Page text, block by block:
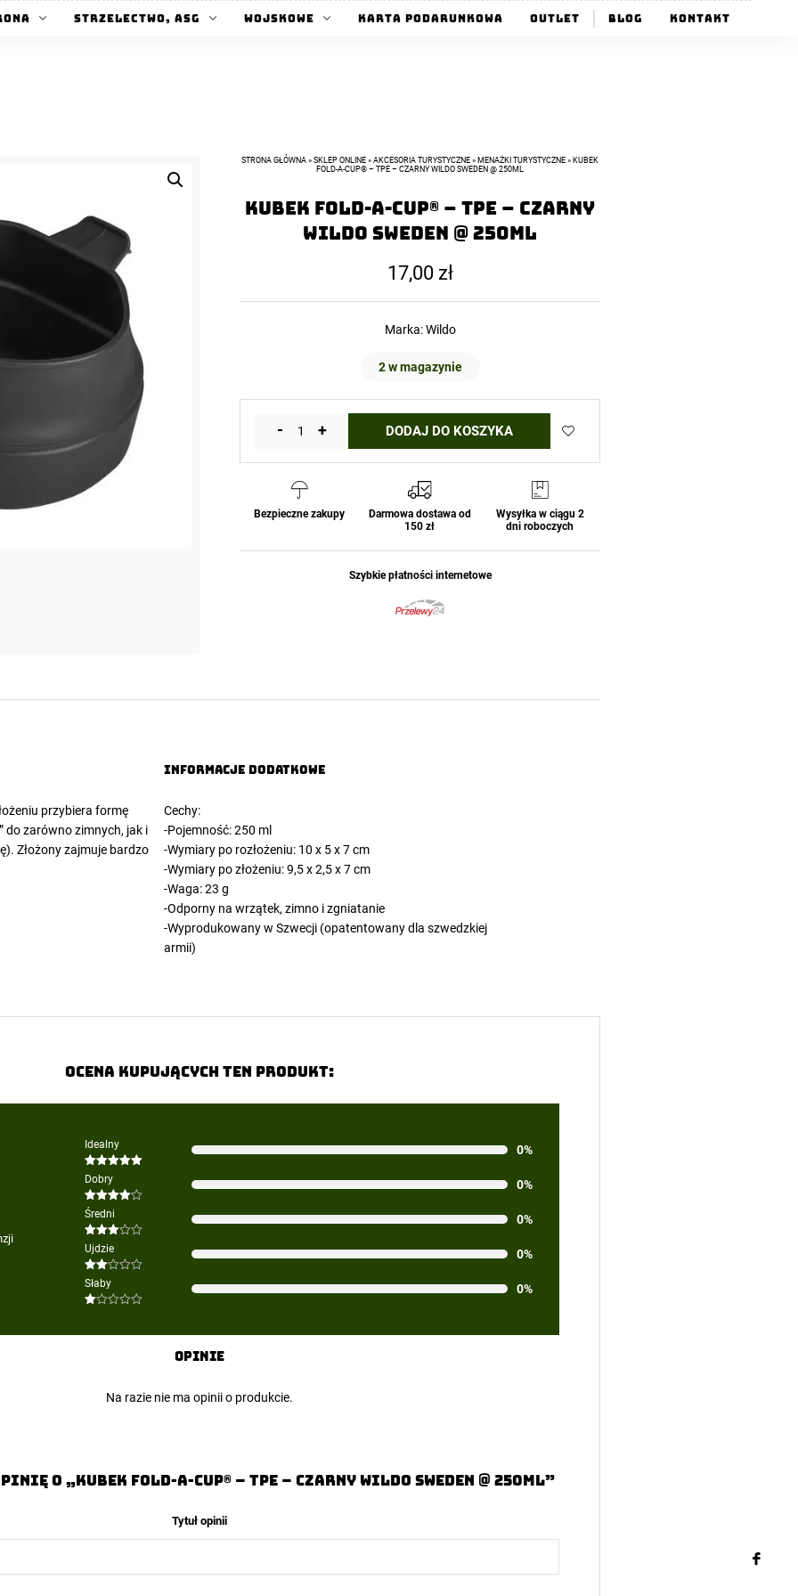
Strzelectwo, ASG Wojskowe Karta Podarunkowa Outlet Blog Kontakt
STRONA GŁÓWNA » SKLEP ONLINE » AKCESORIA TURYSTYCZNE » MENAŻKI TURYSTYCZNE » KUBEK
FOLD-A-CUP® – TPE – CZARNY WILDO SWEDEN @ 250ML
Kubek FOLD-A-CUP® – TPE – Czarny
WILDO Sweden @ 250ml
17,00 zł
Marka:Wildo
2 w magazynie
-
ilość
A-
CUP®
+ DODAJ DO KOSZYKA
Bezpieczne zakupy
Darmowa dostawa od
150 zł
Wysyłka w ciągu 2
dni roboczych
Szybkie płatności internetowe
przybiera formę
do zarówno zimnych, jak i
Złożony zajmuje bardzo
Informacje dodatkowe
Cechy:
-Pojemność: 250 ml
-Wymiary po rozłożeniu: 10 x 5 x 7 cm
-Wymiary po złożeniu: 9,5 x 2,5 x 7 cm
-Waga: 23 g
-Odporny na wrzątek, zimno i zgniatanie
-Wyprodukowany w Szwecji (opatentowany dla szwedzkiej
armii)
Ocena kupujących ten produkt:
Idealny
Oceniono
na 5
0%
Dobry
Oceniono
4na 5
0%
Średni
Oceniono
3na 5
0%
Ujdzie
Oceniono
2na
5
0%
Słaby
na
0%
Opinie
Na razie nie ma opinii o produkcie.
o „Kubek FOLD-A-CUP® – TPE – Czarny WILDO Sweden @ 250ml”
Tytuł opinii